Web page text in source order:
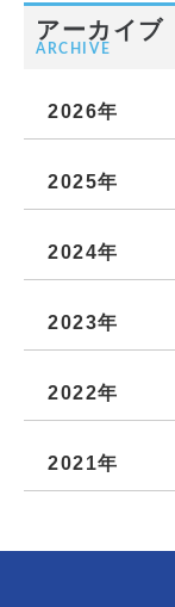
アーカイブ
ARCHIVE
2026年
2025年
2024年
2023年
2022年
2021年